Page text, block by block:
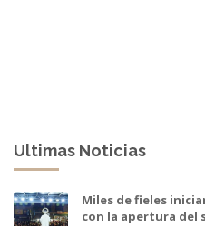
Ultimas Noticias
Miles de fieles
con la apertura del